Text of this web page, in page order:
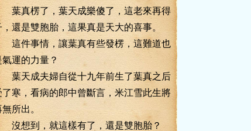
真楞了，葉天成樂傻了，這老來再得
，還是雙胞胎，這果真是天大的喜事。
件事情，讓葉真有些發楞，這難道也
氣運的力量？
天成夫婦自從十九年前生了葉真之后
了寒，看病的郎中曾斷言，米江雪此生將
所出。
想到，就這樣有了，還是雙胞胎？